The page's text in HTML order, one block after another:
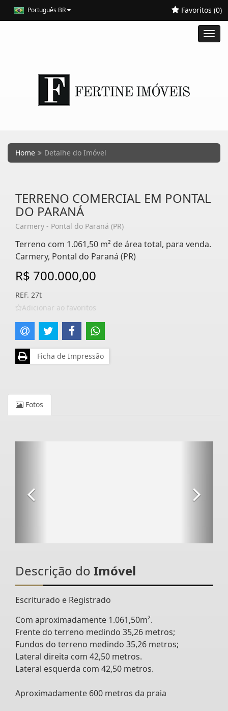
Português BR Favoritos (0)
Home Detalhe do Imóvel
TERRENO COMERCIAL EM PONTAL
DO PARANÁ
Carmery - Pontal do Paraná (PR)
Terreno com 1.061,50 m² de área total, para venda.
Carmery, Pontal do Paraná (PR)
R$ 700.000,00
REF. 27t
Adicionar ao favoritos
Ficha de Impressão
Fotos
Descrição do Imóvel
Escriturado e Registrado
Com aproximadamente 1.061,50m².
Frente do terreno medindo 35,26 metros;
Fundos do terreno medindo 35,26 metros;
Lateral direita com 42,50 metros.
Lateral esquerda com 42,50 metros.
Aproximadamente 600 metros da praia